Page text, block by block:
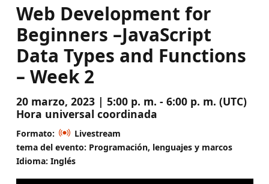
Web Development for
Beginners –JavaScript
Data Types and Functions
– Week 2
20 marzo, 2023 | 5:00 p. m. - 6:00 p. m. (UTC)
Hora universal coordinada
Formato:
Livestream
tema del evento: Programación, lenguajes y marcos
Idioma: Inglés